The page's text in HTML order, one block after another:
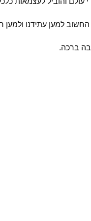
למען עתידנו ולמען
בה ברכה.